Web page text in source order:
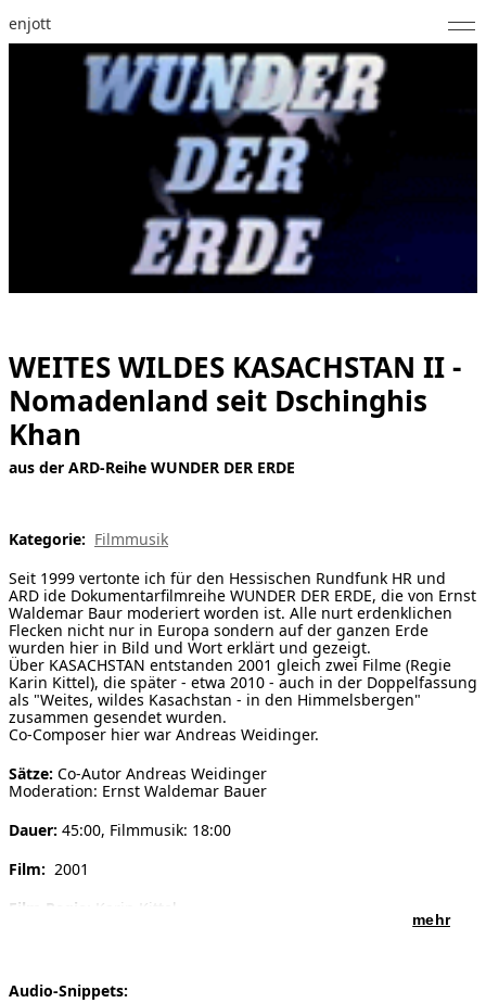
enjott
Selected Works
Publikationen
Notizen
Feed
english
Audio-Snippets:
WEITES WILDES KASACHSTAN II -
Nomadenland seit Dschinghis
Khan
aus der ARD-Reihe WUNDER DER ERDE
Kategorie: Filmmusik
Seit 1999 vertonte ich für den Hessischen Rundfunk HR und
ARD ide Dokumentarfilmreihe WUNDER DER ERDE, die von Ernst
Waldemar Baur moderiert worden ist. Alle nurt erdenklichen
Flecken nicht nur in Europa sondern auf der ganzen Erde
wurden hier in Bild und Wort erklärt und gezeigt.
Über KASACHSTAN entstanden 2001 gleich zwei Filme (Regie
Karin Kittel), die später - etwa 2010 - auch in der Doppelfassung
als "Weites, wildes Kasachstan - in den Himmelsbergen"
zusammen gesendet wurden.
Co-Composer hier war Andreas Weidinger.
Sätze: Co-Autor Andreas Weidinger
Moderation: Ernst Waldemar Bauer
Dauer: 45:00, Filmmusik: 18:00
Film: 2001
Film Regie:
Karin Kittel
Film Verleih:HR für ARD
mehr